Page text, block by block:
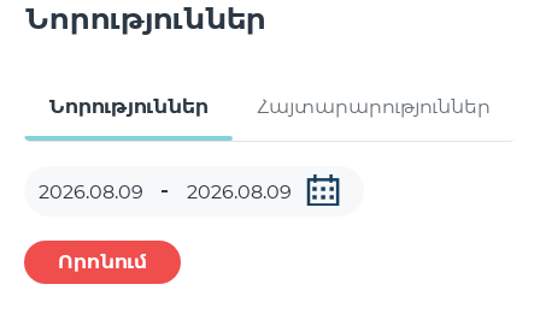
Նորություններ
Նորություններ Հայտարարություններ
Որոնում